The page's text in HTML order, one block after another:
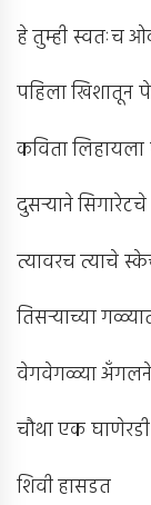
हे तुम्ही स्वतःच
पहिला खिशातून
कविता
दुसर्‍याने
त्यावरच त्याचे
तिसर्‍याच्या
वेगवेगळ्या
चौथा एक घाणेरडी
शिवी हासडत